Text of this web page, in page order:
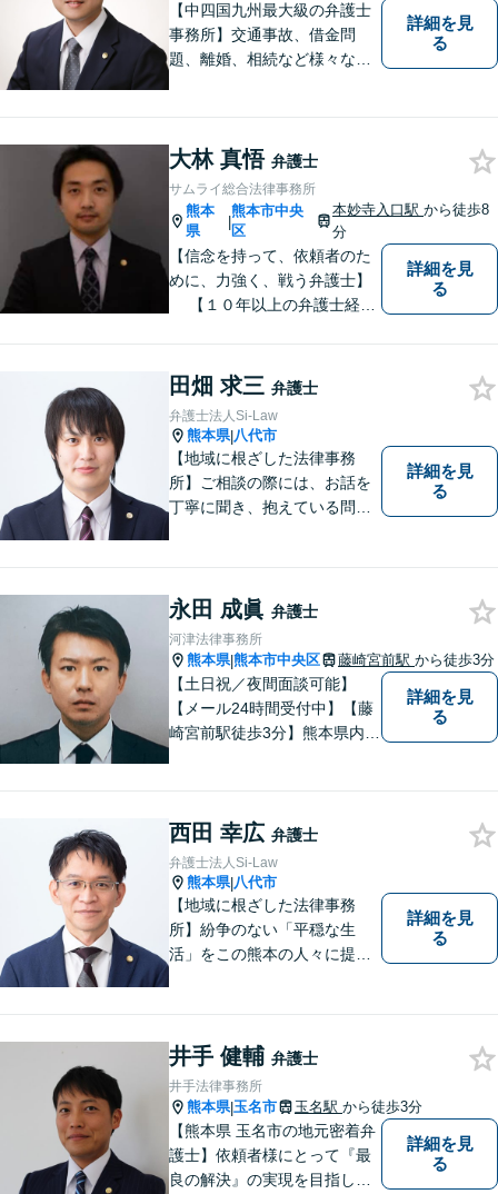
【中四国九州最大級の弁護士
事務所】交通事故、借金問
題、離婚、相続など様々な問
い！
詳細を見
る
大林 真悟 弁護士
サムライ総合法律事務所
熊本
県
|
熊本市中央
区
本妙寺入口駅から徒歩8
分
【信念を持って、依頼者のた
めに、力強く、戦う弁護士】
【１０年以上の弁護士経
護の３つの分野に力を注ぐ弁
護士】
詳細を見
る
田畑 求三 弁護士
弁護士法人Si-Law
熊本県|八代市
【地域に根ざした法律事務
所】ご相談の際には、お話を
丁寧に聞き、抱えている問題
います。 1人で悩まず、お気
軽にご相談ください。
詳細を見
る
永田 成眞 弁護士
河津法律事務所
熊本県|熊本市中央区 藤崎宮前駅 から徒歩3分
【土日祝／夜間面談可能】
【メール24時間受付中】【藤
崎宮前駅徒歩3分】熊本県内及
の方の契約関係トラブルまで
幅広くご相談いただいており
ます。お気軽にご相談くださ
い。
詳細を見
る
西田 幸広 弁護士
弁護士法人Si-Law
熊本県|八代市
【地域に根ざした法律事務
所】紛争のない「平穏な生
活」をこの熊本の人々に提供
の人たちに紛争のない「平穏
な生活」を提供するという志
を持って日々の仕事に取り組
んでまいります。
詳細を見
る
井手 健輔 弁護士
井手法律事務所
熊本県|玉名市 玉名駅 から徒歩3分
【熊本県 玉名市の地元密着弁
護士】依頼者様にとって『最
良の解決』の実現を目指しま
詳細を見
る